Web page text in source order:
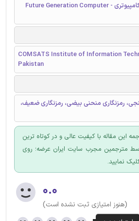
نسل آینده سیستم های کامپیوتری - Future Generation Computer
COMSATS Institute of Information
Pakistan
رمزنگاری منحنی بیضی، رمزنگاری ضعیف،
این مقاله با کیفیت عالی و در کوتاه ترین
مترجمین مجرب سایت ایران عرضه؛ روی
نمایید.
۰.۰
(هنوز امتیازی ثبت نشده است)